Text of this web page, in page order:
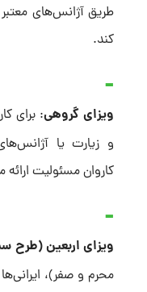
طریق آژانس‌های
کند.
ویزای گروهی: برای
و زیارت یا
کاروان مسئولیت ارائه
ویزای اربعین (طرح
محرم و صفر)،